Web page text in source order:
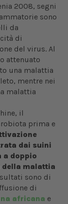
2008, segni
sono
da
di
del virus. Al
attenuato
una malattia
mentre nei
malattia
il
prima e
dai suini
a doppio
della malattia
sono di
di
africana e